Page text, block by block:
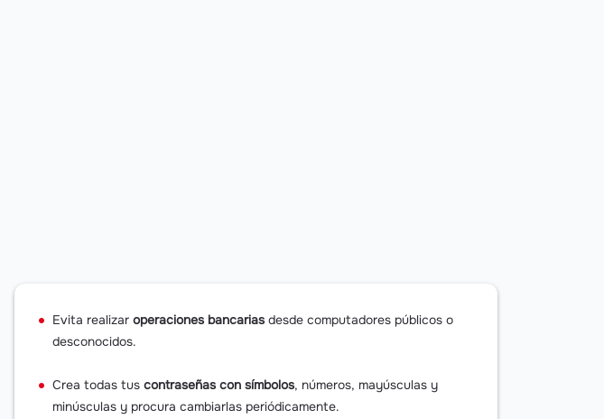
Evita realizar operaciones bancariasdesde computadores públicos o
desconocidos.
Crea todas tus contraseñas con símbolos, números, mayúsculas y
minúsculas y procura cambiarlas periódicamente.